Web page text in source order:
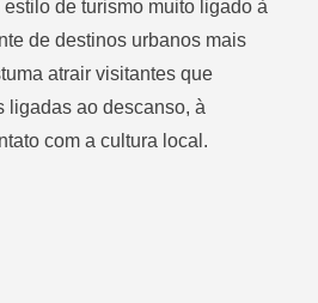
de turismo muito ligado à
de destinos urbanos mais
atrair visitantes que
ligadas ao descanso, à
com a cultura local.